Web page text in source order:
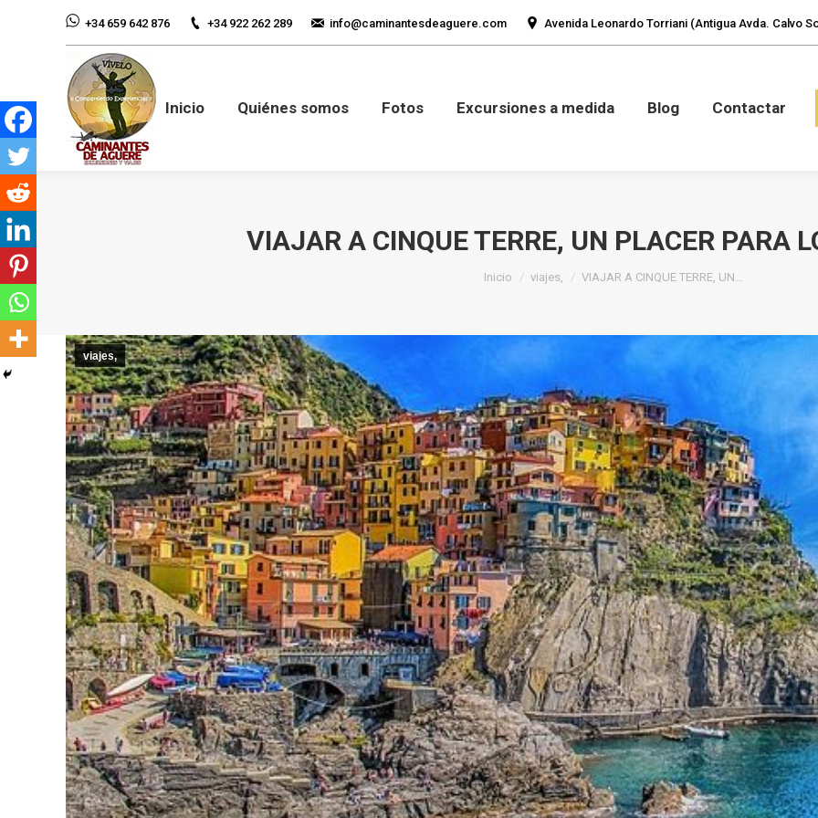
+34 659 642 876 +34 922 262 289 info@caminantesdeaguere.com Avenida Leonardo Torriani (Antigua Avda. Calvo
Inicio Quiénes somos Fotos Excursiones a medida Blog Contactar
VIAJAR A CINQUE TERRE, UN PLACER PARA
Estás aquí:
Inicio viajes, VIAJAR A CINQUE TERRE, UN…
viajes,